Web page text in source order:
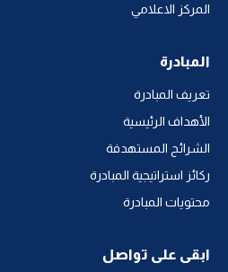
المركز الاعلامي
المبادرة
تعريف المبادرة
الأهداف الرئيسية
الشرائح المستهدفة
ركائز استراتيجية المبادرة
محتويات المبادرة
ابقى على تواصل